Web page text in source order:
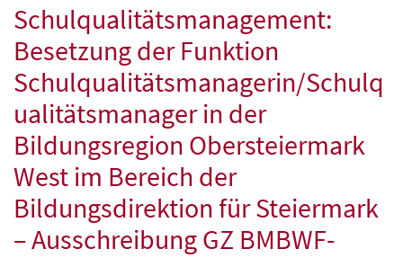
Schulqualitätsmanagement:
Besetzung der Funktion
Schulqualitätsmanagerin/Schulq
ualitätsmanager in der
Bildungsregion Obersteiermark
West im Bereich der
Bildungsdirektion für Steiermark
– AusschreibungGZ BMBWF-